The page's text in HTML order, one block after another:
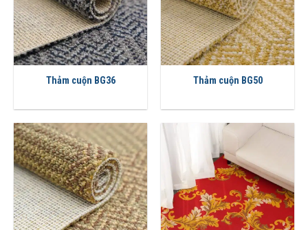
Thảm cuộn BG36 Thảm cuộn BG50